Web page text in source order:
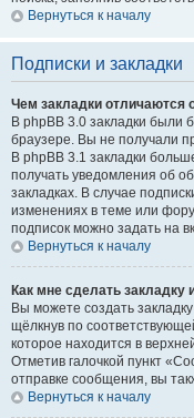
Вернуться к началу
Подписки и закладки
Чем закладки отличаются
В phpBB 3.0 закладки были
браузере. Вы не получали
В phpBB 3.1 закладки
получать уведомления об
закладках. В случае
изменениях в теме или
подписок можно задать на
Вернуться к началу
Как мне сделать
Вы можете создать
щёлкнув по
которое находится в
Отметив галочкой пункт
отправке сообщения, вы
Вернуться к началу